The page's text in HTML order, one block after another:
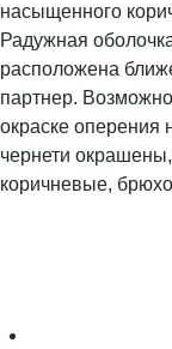
насыщенного
Радужная
расположена
партнер.
окраске оперения
чернети
коричневые,